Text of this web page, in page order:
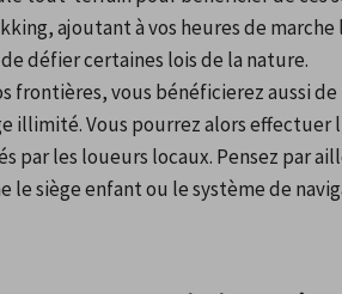
ajoutant à vos heures de
défier certaines lois de la nature.
frontières, vous bénéficierez aussi
illimité. Vous pourrez alors effectuer
par les loueurs locaux. Pensez par
le siège enfant ou le système de